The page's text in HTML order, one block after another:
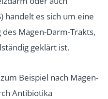
handelt es sich um eine
Magen-Darm-Trakts,
geklärt ist.
Beispiel nach Magen-
Antibiotika